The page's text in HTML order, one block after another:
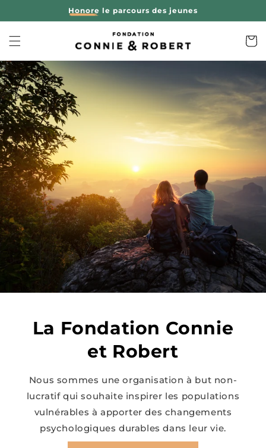
au
contenu
Honore le parcours des jeunes
Panier
La Fondation Connie
et Robert
Nous sommes une organisation à but non-
lucratif qui souhaite inspirer les populations
vulnérables à apporter des changements
psychologiques durables dans leur vie.